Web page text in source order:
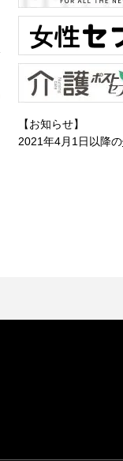
【お知らせ】
2021年4月1日以降の